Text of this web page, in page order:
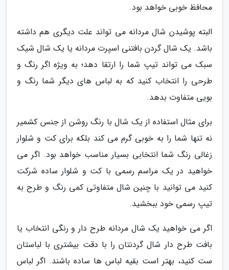
محافظ خوبی خواهد بود.
البته پوشیدن شال مردانه می تواند علت دیگری هم داشته
باشد. یک شال گردن بافتنی اسپرت مردانه یا یک شال شیک
سبک می تواند تیپ شما را ارتقا دهد؛ به ویژه اگر رنگ و
طرحی را انتخاب کنید که به لباس های دیگر شما رنگ و
بویی متفاوت بدهد.
برای مثال استفاده از یک شال با رنگ روشن از جنس کشمیر
نه تنها شما را به خوبی گرم می کند بلکه برای کت و شلوار
زغالی رنگ شما انتخابی بسیار مناسب خواهد بود. اگر می
خواهید در یک مراسم رسمی با کت و شلوار ساده شرکت
کنید می توانید با چنین شال متفاوتی کمی رنگ و طرح به
تیپ رسمی خود ببخشید.
اگر می خواهید یک شال مردانه طرح دار و رنگی انتخاب یا
بافت طرح دار شال گردنتان را با دقت بیشتری با لباستان
ست کنید، بهتر است بقیه لباس ها ساده باشند. اگر لباس